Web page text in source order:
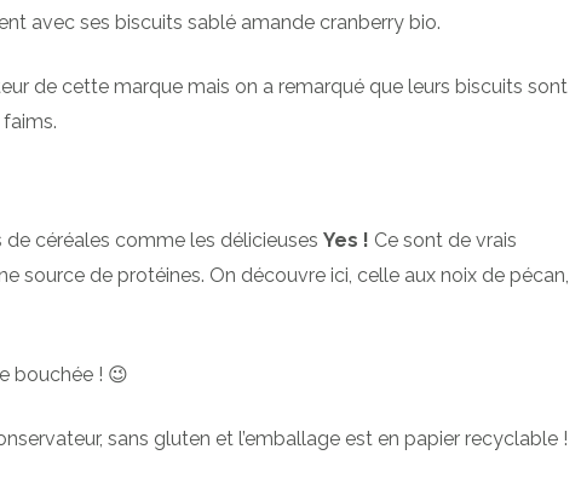
avec ses biscuits sablé amande cranberry bio.
de cette marque mais on a remarqué que leurs biscuits sont
de céréales comme les délicieuses Yes ! Ce sont de vrais
source de protéines. On découvre ici, celle aux noix de pécan,
bouchée ! 😉
sans gluten et l’emballage est en papier recyclable !